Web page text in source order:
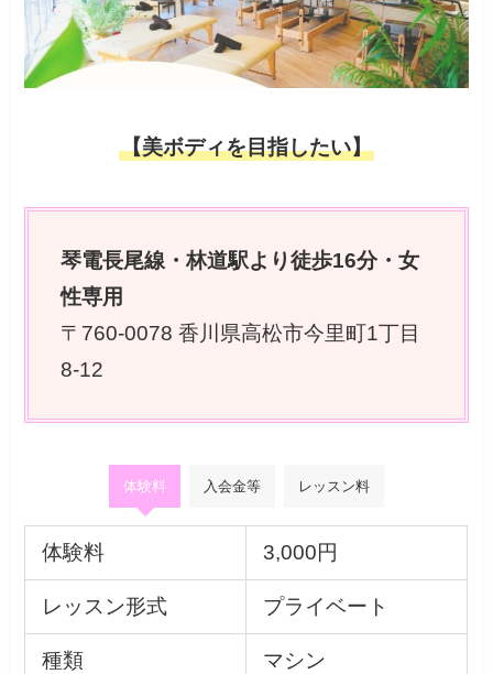
【美ボディを目指したい】
琴電長尾線・林道駅より徒歩16分・女
性専用
〒760-0078 香川県高松市今里町1丁目
8-12
体験料 入会金等 レッスン料
体験料 3,000円
レッスン形式 プライベート
種類 マシン